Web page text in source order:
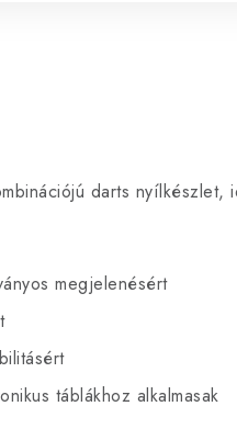
darts nyílkészlet,
megjelenésért
táblákhoz alkalmasak